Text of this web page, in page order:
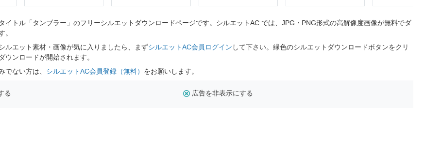
イトル「タンブラー」のフリーシルエットダウンロードページです。シルエットAC では、JPG・PNG形式の高解像度画像が無料でダ
。
ルエット素材・画像が気に入りましたら、まずシルエットAC会員ログイン して下さい。緑色のシルエットダウンロードボタンをクリ
ウンロードが開始されます。
でない方は、 シルエットAC会員登録（無料） をお願いします。
る 広告を非表示にする